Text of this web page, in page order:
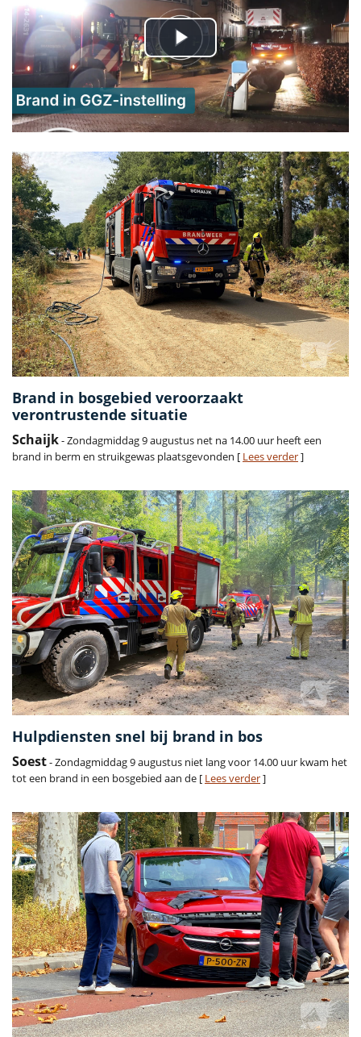
Brand in bosgebied veroorzaakt
verontrustende situatie
Schaijk- Zondagmiddag 9 augustus net na 14.00 uur heeft een
brand in berm en struikgewas plaatsgevonden [ Lees verder]
Hulpdiensten snel bij brand in bos
Soest- Zondagmiddag 9 augustus niet lang voor 14.00 uur kwam het
tot een brand in een bosgebied aan de [ Lees verder]